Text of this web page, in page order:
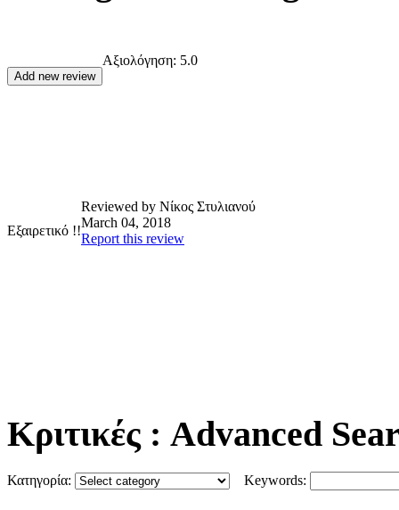
Αξιολόγηση: 5.0
Εξαιρετικό !!
Reviewed by Νίκος Στυλιανού
March 04, 2018
Report this review
Κριτικές : Advanced
Κατηγορία: Keywords: